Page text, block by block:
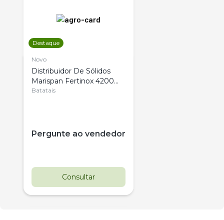
Destaque
Novo
Distribuidor De Sólidos
Marispan Fertinox 4200
Citrus
Batatais
Pergunte ao vendedor
Consultar